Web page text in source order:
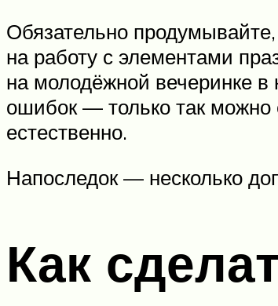
Обязательно
на работу с элементами
на молодёжной вечеринке
ошибок — только так можно
естественно.
Напоследок — несколько
Как